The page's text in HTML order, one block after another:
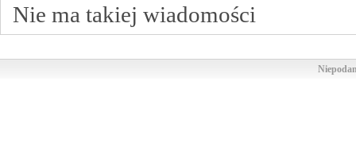
Nie ma takiej wiadomości